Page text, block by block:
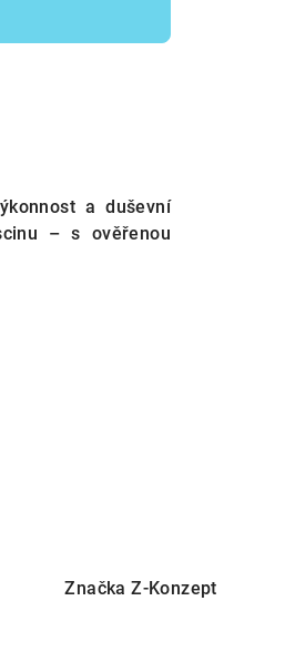
a duševní
– s ověřenou
Značka Z-Konzept